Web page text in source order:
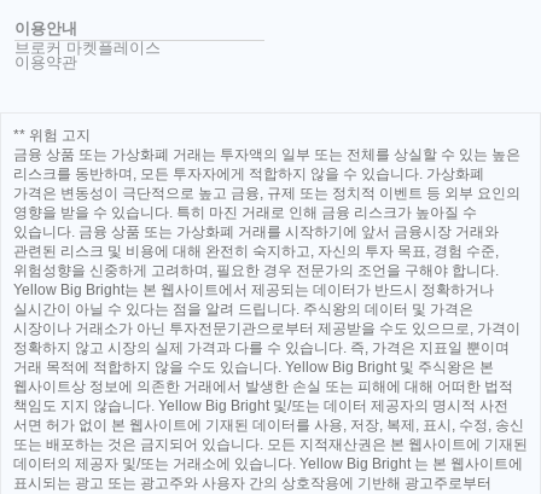
이용안내
브로커 마켓플레이스
이용약관
** 위험 고지
금융 상품 또는 가상화폐 거래는 투자액의 일부 또는 전체를 상실할 수 있는 높은
리스크를 동반하며, 모든 투자자에게 적합하지 않을 수 있습니다. 가상화폐
가격은 변동성이 극단적으로 높고 금융, 규제 또는 정치적 이벤트 등 외부 요인의
영향을 받을 수 있습니다. 특히 마진 거래로 인해 금융 리스크가 높아질 수
있습니다. 금융 상품 또는 가상화폐 거래를 시작하기에 앞서 금융시장 거래와
관련된 리스크 및 비용에 대해 완전히 숙지하고, 자신의 투자 목표, 경험 수준,
위험성향을 신중하게 고려하며, 필요한 경우 전문가의 조언을 구해야 합니다.
Yellow Big Bright는 본 웹사이트에서 제공되는 데이터가 반드시 정확하거나
실시간이 아닐 수 있다는 점을 알려 드립니다. 주식왕의 데이터 및 가격은
시장이나 거래소가 아닌 투자전문기관으로부터 제공받을 수도 있으므로, 가격이
정확하지 않고 시장의 실제 가격과 다를 수 있습니다. 즉, 가격은 지표일 뿐이며
거래 목적에 적합하지 않을 수도 있습니다. Yellow Big Bright 및 주식왕은 본
웹사이트상 정보에 의존한 거래에서 발생한 손실 또는 피해에 대해 어떠한 법적
책임도 지지 않습니다. Yellow Big Bright 및/또는 데이터 제공자의 명시적 사전
서면 허가 없이 본 웹사이트에 기재된 데이터를 사용, 저장, 복제, 표시, 수정, 송신
또는 배포하는 것은 금지되어 있습니다. 모든 지적재산권은 본 웹사이트에 기재된
데이터의 제공자 및/또는 거래소에 있습니다. Yellow Big Bright 는 본 웹사이트에
표시되는 광고 또는 광고주와 사용자 간의 상호작용에 기반해 광고주로부터